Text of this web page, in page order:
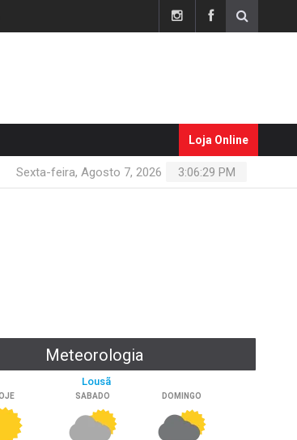
Loja Online
3:06:30 PM
Sexta-feira, Agosto 7, 2026
Meteorologia